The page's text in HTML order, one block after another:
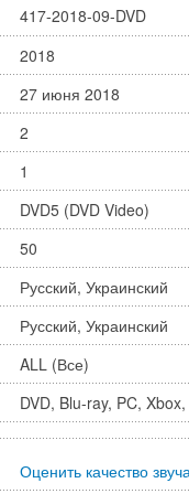
417-2018-09-DVD
2018
27 июня 2018
2
1
DVD5 (DVD Video)
50
Русский, Украинский
Русский, Украинский
ALL (Все)
DVD, Blu-ray, PC,
Оценить качество